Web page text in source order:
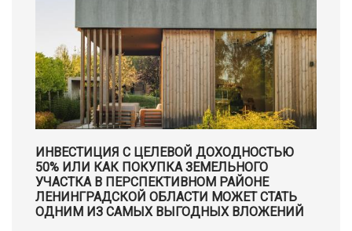
ИНВЕСТИЦИЯ С ЦЕЛЕВОЙ ДОХОДНОСТЬЮ
50% ИЛИ КАК ПОКУПКА ЗЕМЕЛЬНОГО
УЧАСТКА В ПЕРСПЕКТИВНОМ РАЙОНЕ
ЛЕНИНГРАДСКОЙ ОБЛАСТИ МОЖЕТ СТАТЬ
ОДНИМ ИЗ САМЫХ ВЫГОДНЫХ ВЛОЖЕНИЙ